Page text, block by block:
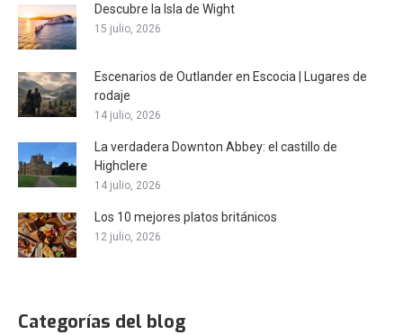
Descubre la Isla de Wight
15 julio, 2026
Escenarios de Outlander en Escocia | Lugares de
rodaje
14 julio, 2026
La verdadera Downton Abbey: el castillo de
Highclere
14 julio, 2026
Los 10 mejores platos británicos
12 julio, 2026
Categorías del blog